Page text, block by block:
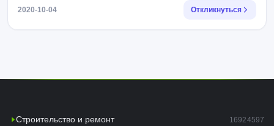
2020-10-04 Откликнуться
Строительство и ремонт 16924597